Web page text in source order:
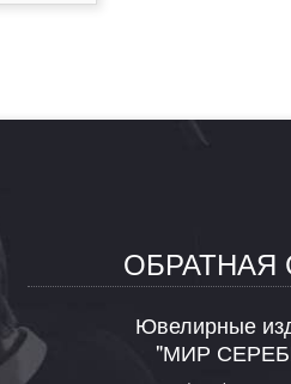
ОБРАТНАЯ
Ювелирные
"МИР